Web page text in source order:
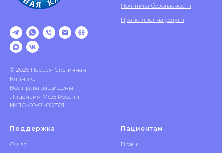
© 2025 Первая Столичная
Клиника
Все права защищены.
Лицензия МОЗ России:
№ЛО-50-01-005581
Политика безопасности
Прайс-лист на услуги
Поддержка
О нас
Пациентам
Врачи